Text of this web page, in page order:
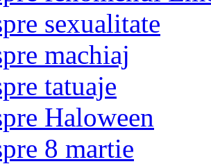
sexualitate
machiaj
tatuaje
Haloween
8 martie